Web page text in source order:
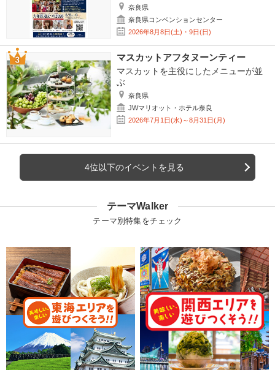
奈良県
奈良県コンベンションセンター
2026年8月8日(土)・9日(日)
マスカットアフタヌーンティー
マスカットを主役にしたメニューが並
ぶ
奈良県
JWマリオット・ホテル奈良
2026年7月1日(水)～8月31日(月)
4位以下のイベントを見る
テーマWalker
テーマ別特集をチェック